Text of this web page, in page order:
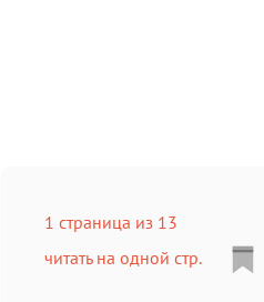
1 страница из 13
читать на одной стр.